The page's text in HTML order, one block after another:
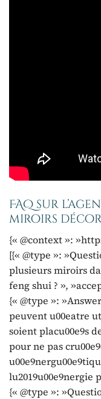
FAQ sur
miroirs
{« @context »:
[{« @type »:
plusieurs miroirs
feng shui ? »,
{« @type »:
peuvent u00eatre
soient placu00e9s
pour ne pas
lu2019u00e9nergie
{« @type »: